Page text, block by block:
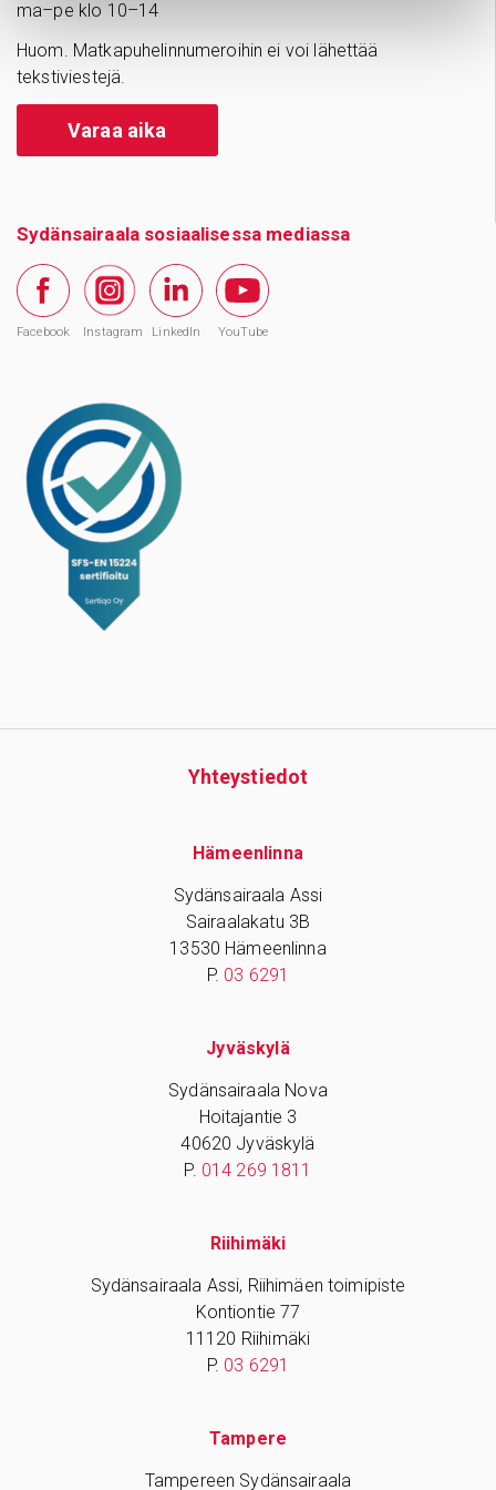
ma–pe klo 10–14
Huom. Matkapuhelinnumeroihin ei voi lähettää
tekstiviestejä.
Varaa aika
Sydänsairaala sosiaalisessa mediassa
Facebook Instagram LinkedIn YouTube
Yhteys­tiedot
Hämeenlinna
Sydänsairaala Assi
Sairaalakatu 3B
13530 Hämeenlinna
P. 03 6291
Jyväskylä
Sydänsairaala Nova
Hoitajantie 3
40620 Jyväskylä
P. 014 269 1811
Riihimäki
Sydänsairaala Assi, Riihimäen toimipiste
Kontiontie 77
11120 Riihimäki
P. 03 6291
Tampere
Tampereen Sydänsairaala